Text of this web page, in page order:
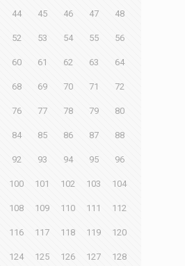
44 45 46 47 48
52 53 54 55 56
60 61 62 63 64
68 69 70 71 72
76 77 78 79 80
84 85 86 87 88
92 93 94 95 96
100 101 102 103 104
108 109 110 111 112
116 117 118 119 120
124 125 126 127 128